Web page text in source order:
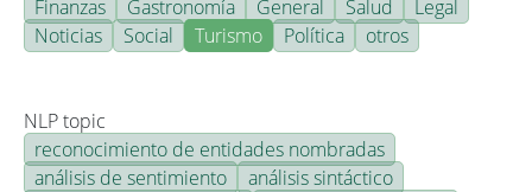
Finanzas Gastronomía General Salud
Legal
Noticias
Social Turismo Política otros
NLP topic
reconocimiento de entidades nombradas
análisis de sentimiento
análisis sintáctico